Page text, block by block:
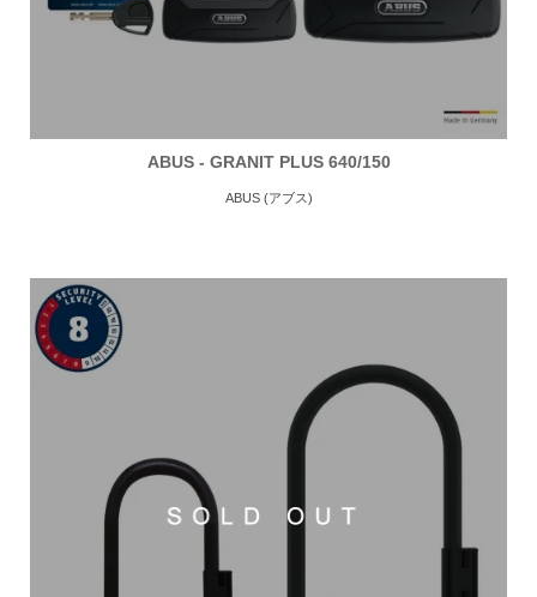
ABUS - GRANIT PLUS 640/150
ABUS (アブス)